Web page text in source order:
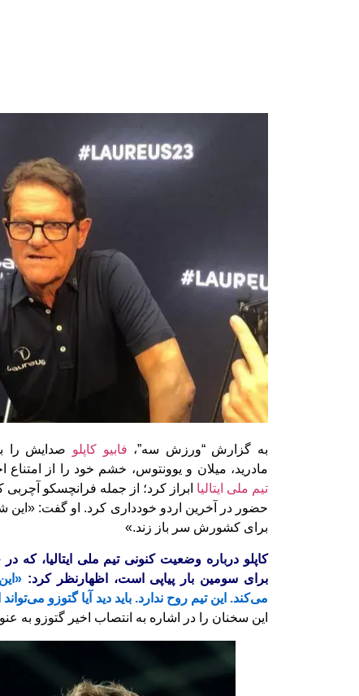
به گزارش “ورزش سه”، فابیو کاپلو صدایش را
مادرید، میلان و یوونتوس، خشم خود را از امتناع
تیم ملی ایتالیا ابراز کرد؛ از جمله فرانچسکو
حضور در آخرین اردو خودداری کرد. او گفت: «این
برای کشورش سر باز زند.»
کاپلو درباره وضعیت کنونی تیم ملی ایتالیا،
برای سومین بار پیاپی است، اظهارنظر کرد:
می‌کند. این تیم روح ندارد. باید دید آیا گتوزو
این سخنان را در اشاره به انتصاب اخیر گتوزو به